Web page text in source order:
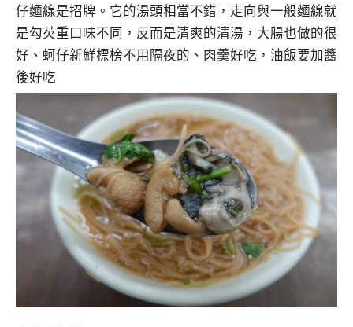
仔麵線是招牌。它的湯頭相當不錯，走向與一般麵線就
是勾芡重口味不同，反而是清爽的清湯，大腸也做的很
好、蚵仔新鮮標榜不用隔夜的、肉羹好吃，油飯要加醬
後好吃